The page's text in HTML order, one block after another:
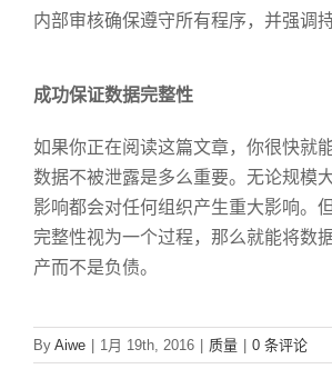
内部审核确保遵守所有程序，并强调
成功保证数据完整性
如果你正在阅读这篇文章，你很快就
数据不被泄露是多么重要。无论规模
影响都会对任何组织产生重大影响。
完整性视为一个过程，那么就能将数
产而不是负债。
By Aiwe 1月 19th, 2016 质量 0 条评论